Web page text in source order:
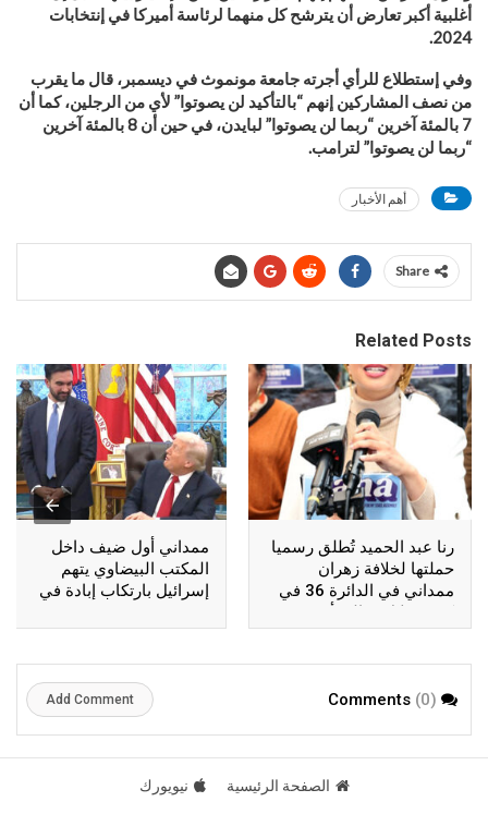
أغلبية أكبر تعارض أن يترشح كل منهما لرئاسة أميركا في إنتخابات
2024
.
وفي إستطلاع للرأي أجرته جامعة مونموث في ديسمبر، قال ما يقرب
من نصف المشاركين إنهم “بالتأكيد لن يصوتوا” لأي من الرجلين، كما أن
7 بالمئة آخرين “ربما لن يصوتوا” لبايدن، في حين أن 8 بالمئة آخرين
“ربما لن يصوتوا” لترامب.
أهم الأخبار
Share
Related Posts
رنا عبد الحميد تُطلق رسميا
حملتها لخلافة زهران
ممداني في الدائرة 36 في
بأستوريا
ممداني أول ضيف داخل
المكتب البيضاوي يتهم
إسرائيل بارتكاب إبادة في
(0)
Add Comment
الصفحة الرئيسية نيويورك